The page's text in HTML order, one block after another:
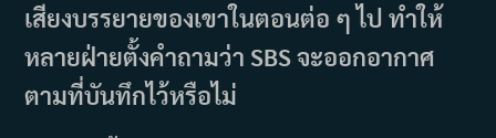
เสียงบรรยายของเขาในตอนต่อ ๆ ไป ทำให้
หลายฝ่ายตั้งคำถามว่า SBS จะออกอากาศ
ตามที่บันทึกไว้หรือไม่